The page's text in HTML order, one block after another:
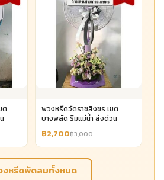
ต
พวงหรีดวัดราชสิงขร เขต
บางพลัด ริมแม่น้ำ ส่งด่วน
฿2,700฿3,000
งหรีดพัดลมทั้งหมด